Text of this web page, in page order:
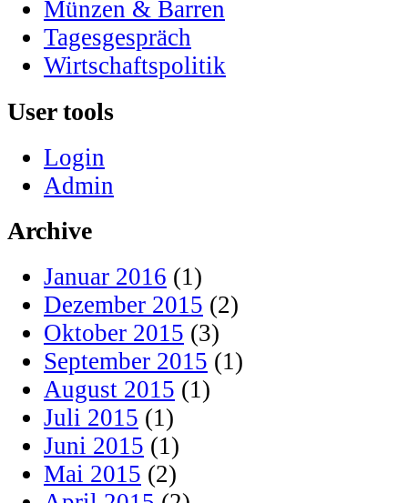
Münzen & Barren
Tagesgespräch
Wirtschaftspolitik
User tools
Login
Admin
Archive
Januar 2016 (1)
Dezember 2015 (2)
Oktober 2015 (3)
September 2015 (1)
August 2015 (1)
Juli 2015 (1)
Juni 2015 (1)
Mai 2015 (2)